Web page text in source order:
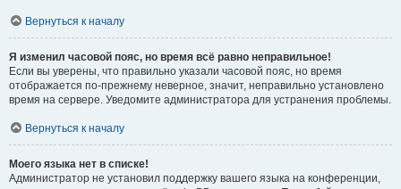
Вернуться к началу
Я изменил часовой пояс, но время всё равно неправильное!
Если вы уверены, что правильно указали часовой пояс, но время
отображается по-прежнему неверное, значит, неправильно установлено
время на сервере. Уведомите администратора для устранения проблемы.
Вернуться к началу
Моего языка нет в списке!
Администратор не установил поддержку вашего языка на конференции,